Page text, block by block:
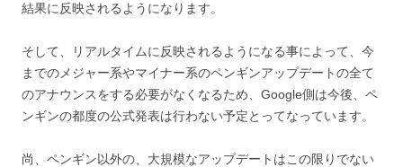
結果に反映されるようになります。
そして、リアルタイムに反映されるようになる事によって、今
までのメジャー系やマイナー系のペンギンアップデートの全て
のアナウンスをする必要がなくなるため、Google側は今後、ペ
ンギンの都度の公式発表は行わない予定とってなっています。
尚、ペンギン以外の、大規模なアップデートはこの限りでない